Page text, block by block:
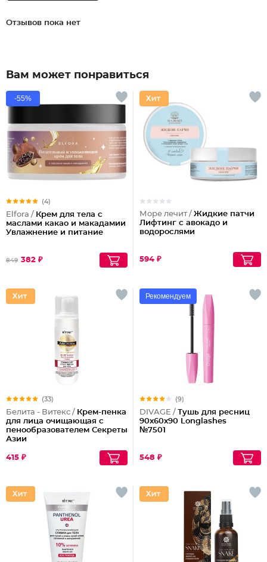
Отзывов пока нет
Вам может понравиться
-55%
(4)
Elfora / Крем для тела с
маслами какао и макадамии
Увлажнение и питание
849 382 ₽
Море лечит / Жидкие патчи
Лифтинг с авокадо и
водорослями
594 ₽
(33)
Белита - Витекс / Крем-пенка
для лица очищающая с
пенообразователем Секреты
Азии
415 ₽
Рекомендуем
(9)
DIVAGE / Тушь для ресниц
90x60x90 Longlashes
№7501
548 ₽